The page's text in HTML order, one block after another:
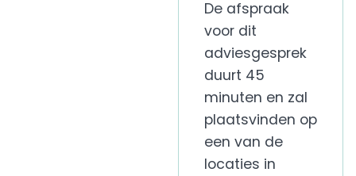
De afspraak
voor dit
adviesgesprek
duurt 45
minuten en zal
plaatsvinden op
een van de
locaties in